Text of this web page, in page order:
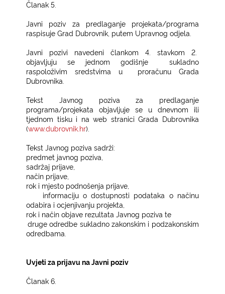
Članak 5.
Javni poziv za predlaganje projekata/programa
raspisuje Grad Dubrovnik, putem Upravnog odjela.
Javni pozivi navedeni člankom 4. stavkom 2.
objavljuju se jednom godišnje
sukladno
raspoloživim sredstvima u
proračunu Grada
Dubrovnika.
Tekst Javnog poziva za predlaganje
programa/projekata objavljuje se u dnevnom ili
tjednom tisku i na web stranici Grada Dubrovnika
(www.dubrovnik.hr).
Tekst Javnog poziva sadrži:
predmet javnog poziva,
sadržaj prijave,
način prijave,
rok i mjesto podnošenja prijave,
informaciju o dostupnosti podataka o načinu
odabira i ocjenjivanju projekta,
rok i način objave rezultata Javnog poziva te
druge odredbe sukladno zakonskim i podzakonskim
odredbama.
Uvjeti za prijavu na Javni poziv
Članak 6.